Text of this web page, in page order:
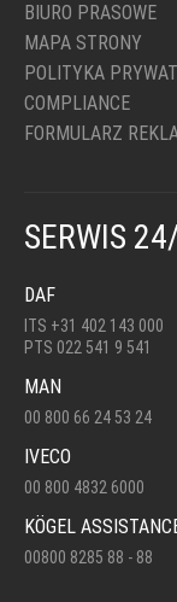
BIURO PRASOWE
MAPA STRONY
POLITYKA
COMPLIANCE
FORMULARZ
SERWIS
DAF
ITS +31 402 143 000
PTS 022 541 9 541
MAN
00 800 66 24 53 24
IVECO
00 800 4832 6000
KÖGEL
00800 8285 88 - 88